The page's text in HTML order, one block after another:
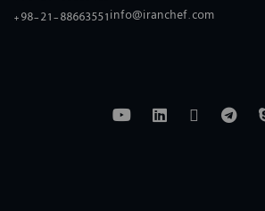
+98-21-88663551info@iranchef.com